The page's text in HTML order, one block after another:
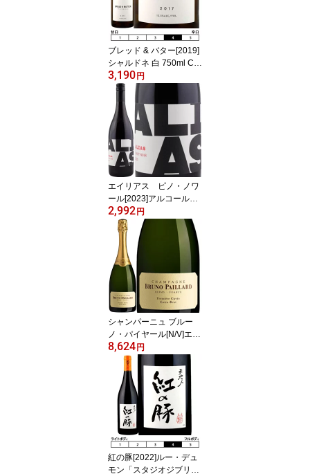
ブレッド & バター[2019]
シャルドネ 白 750ml Ch
ardonnay[Bread & Butter
Wines] アメリカ カリフ
ォルニアワイン 白ワイン
3,190円
エイリアス ピノ・ノワ
ール[2023]アルコール・
バイ・ボリューム 赤 750
ml Alias/Alcohol by Vol
ume[Pinot Noir] アメリカ
カリフォルニアワイン 赤
ワイン
2,992円
シャンパーニュ ブルー
ノ・パイヤール[N/V]エク
ストラ・ブリュット・プ
ルミエール・キュヴェ
泡・白 750ml [Bruno P
aillard Extra Brut Premier
e Cuvee] フランス シャ
ンパン スパークリングワ
イン Champagne 正規品
8,624円
紅の豚[2022]ルー・デュ
モン「スタジオジブリ」